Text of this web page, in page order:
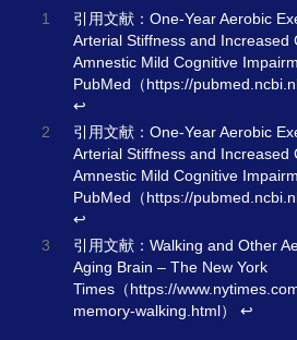
1
引用文献：One-Year Aerobic
Arterial Stiffness and Increased
Amnestic Mild Cognitive
PubMed（https://
↩︎
2
引用文献：One-Year Aerobic
Arterial Stiffness and Increased
Amnestic Mild Cognitive
PubMed（https://
↩︎
3
引用文献：Walking and Other
Aging Brain – The New York
Times（https://
memory-walking.html） ↩︎